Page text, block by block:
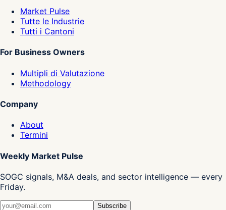
Market Pulse
Tutte le Industrie
Tutti i Cantoni
For Business Owners
Multipli di Valutazione
Methodology
Company
About
Termini
Weekly Market Pulse
SOGC signals, M&A deals, and sector intelligence — every
Friday.
Subscribe